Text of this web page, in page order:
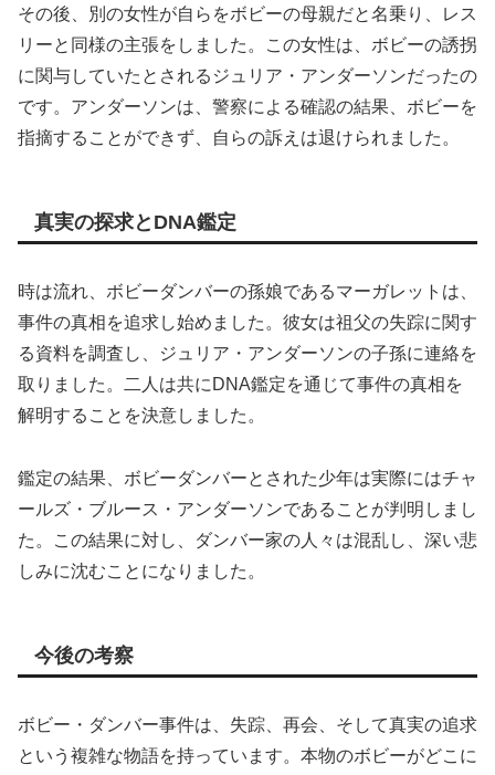
その後、別の女性が自らをボビーの母親だと名乗り、レス
リーと同様の主張をしました。この女性は、ボビーの誘拐
に関与していたとされるジュリア・アンダーソンだったの
です。アンダーソンは、警察による確認の結果、ボビーを
指摘することができず、自らの訴えは退けられました。
真実の探求とDNA鑑定
時は流れ、ボビーダンバーの孫娘であるマーガレットは、
事件の真相を追求し始めました。彼女は祖父の失踪に関す
る資料を調査し、ジュリア・アンダーソンの子孫に連絡を
取りました。二人は共にDNA鑑定を通じて事件の真相を
解明することを決意しました。
鑑定の結果、ボビーダンバーとされた少年は実際にはチャ
ールズ・ブルース・アンダーソンであることが判明しまし
た。この結果に対し、ダンバー家の人々は混乱し、深い悲
しみに沈むことになりました。
今後の考察
ボビー・ダンバー事件は、失踪、再会、そして真実の追求
という複雑な物語を持っています。本物のボビーがどこに